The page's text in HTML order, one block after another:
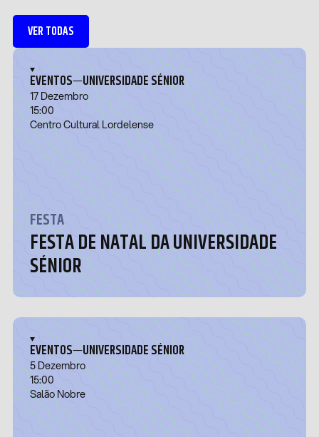
VER TODAS
EVENTOS—UNIVERSIDADE SÉNIOR
17 Dezembro
15:00
Centro Cultural Lordelense
FESTA
FESTA DE NATAL DA UNIVERSIDADE
SÉNIOR
EVENTOS—UNIVERSIDADE SÉNIOR
5 Dezembro
15:00
Salão Nobre